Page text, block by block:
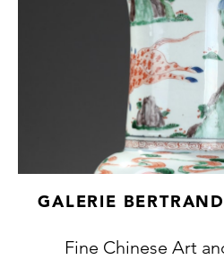
GALERIE
Fine Chinese Art